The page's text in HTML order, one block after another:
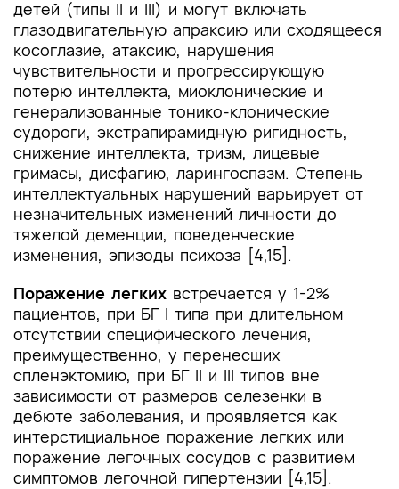
детей (типы II и III) и могут включать
глазодвигательную апраксию или сходящееся
косоглазие, атаксию, нарушения
чувствительности и прогрессирующую
потерю интеллекта, миоклонические и
генерализованные тонико-клонические
судороги, экстрапирамидную ригидность,
снижение интеллекта, тризм, лицевые
гримасы, дисфагию, ларингоспазм. Степень
интеллектуальных нарушений варьирует от
незначительных изменений личности до
тяжелой деменции, поведенческие
изменения, эпизоды психоза [4,15].
Поражение легких встречается у 1-2%
пациентов, при БГ I типа при длительном
отсутствии специфического лечения,
преимущественно, у перенесших
спленэктомию, при БГ II и III типов вне
зависимости от размеров селезенки в
дебюте заболевания, и проявляется как
интерстициальное поражение легких или
поражение легочных сосудов с развитием
симптомов легочной гипертензии [4,15].